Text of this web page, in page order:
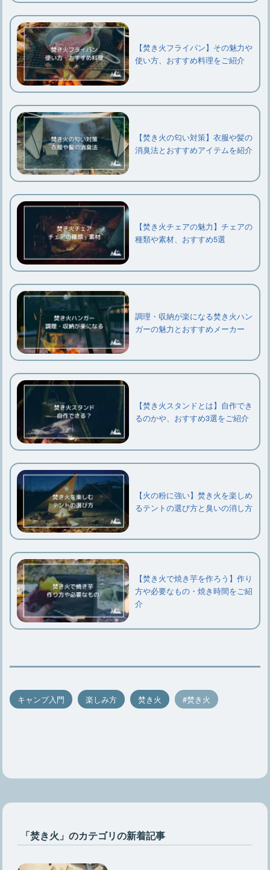
【焚き火フライパン】その魅力や
使い方、おすすめ料理をご紹介
【焚き火の匂い対策】衣服や髪の
消臭法とおすすめアイテムを紹介
【焚き火チェアの魅力】チェアの
種類や素材、おすすめ5選
調理・収納が楽になる焚き火ハン
ガーの魅力とおすすめメーカー
【焚き火スタンドとは】自作でき
るのかや、おすすめ3選をご紹介
【火の粉に強い】焚き火を楽しめ
るテントの選び方と臭いの消し方
【焚き火で焼き芋を作ろう】作り
方や必要なもの・焼き時間をご紹
介
キャンプ入門 楽しみ方 焚き火 焚き火
「焚き火」のカテゴリの新着記事